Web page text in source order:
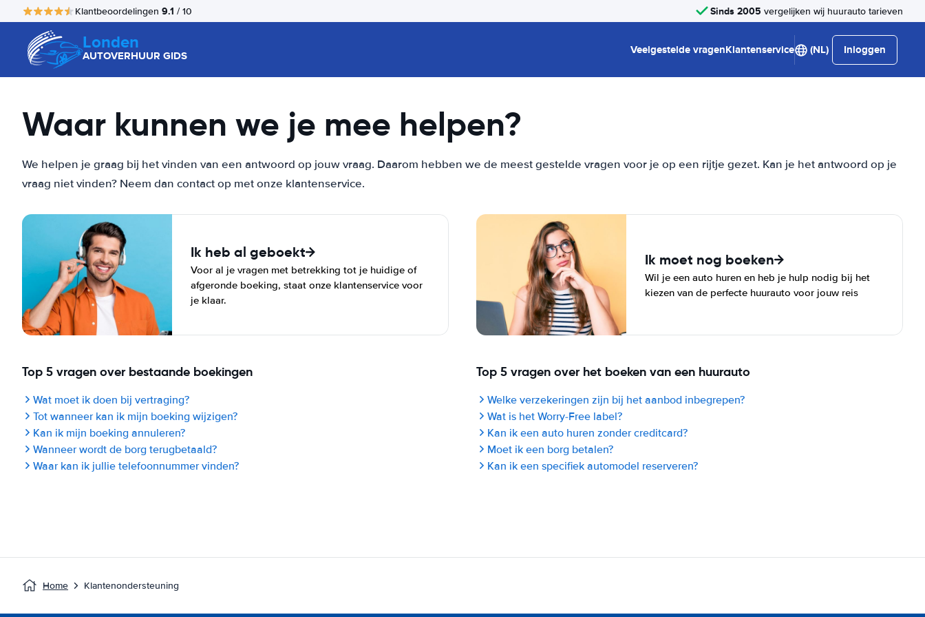
Klantbeoordelingen 9.1 / 10 Sinds 2005 vergelijken wij huurauto tarieven
Londen
AUTOVERHUUR GIDS Veelgestelde vragenKlantenservice (NL) Inloggen
Waar kunnen we je mee helpen?
We helpen je graag bij het vinden van een antwoord op jouw vraag. Daarom hebben we de meest gestelde vragen voor je op een rijtje gezet. Kan je het antwoord op je
vraag niet vinden? Neem dan contact op met onze klantenservice.
Ik heb al geboekt
Voor al je vragen met betrekking tot je huidige of
afgeronde boeking, staat onze klantenservice voor
je klaar.
Ik moet nog boeken
Wil je een auto huren en heb je hulp nodig bij het
kiezen van de perfecte huurauto voor jouw reis
Top 5 vragen over bestaande boekingen
Wat moet ik doen bij vertraging?
Tot wanneer kan ik mijn boeking wijzigen?
Kan ik mijn boeking annuleren?
Wanneer wordt de borg terugbetaald?
Waar kan ik jullie telefoonnummer vinden?
Top 5 vragen over het boeken van een huurauto
Welke verzekeringen zijn bij het aanbod inbegrepen?
Wat is het Worry-Free label?
Kan ik een auto huren zonder creditcard?
Moet ik een borg betalen?
Kan ik een specifiek automodel reserveren?
Home Klantenondersteuning